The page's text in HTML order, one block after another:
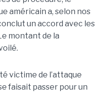
américain a, selon nos
un accord avec les
montant de la
victime de l’attaque
faisait passer pour un